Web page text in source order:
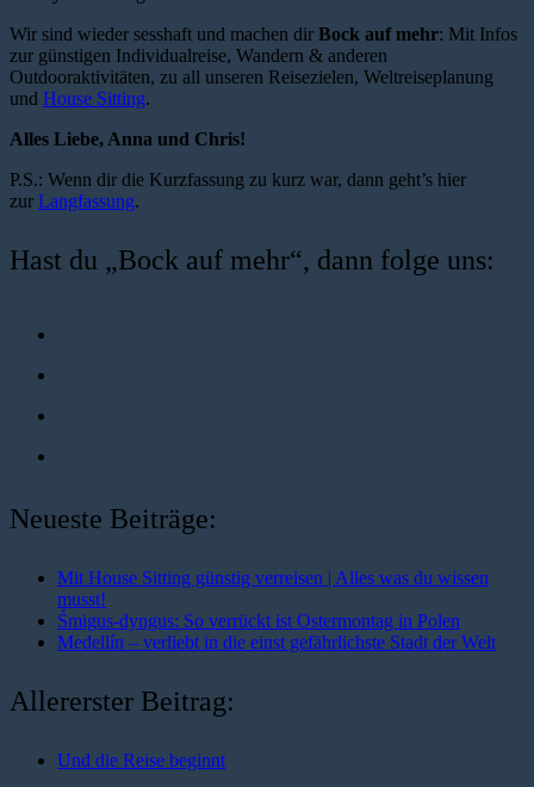
Wir sind wieder sesshaft und machen dir Bock auf mehr: Mit Infos
zur günstigen Individualreise, Wandern & anderen
Outdooraktivitäten, zu all unseren Reisezielen, Weltreiseplanung
und House Sitting.
Alles Liebe, Anna und Chris!
P.S.: Wenn dir die Kurzfassung zu kurz war, dann geht’s hier
zur Langfassung.
Hast du „Bock auf mehr“, dann folge uns:
Neueste Beiträge:
Mit House Sitting günstig verreisen | Alles was du wissen
musst!
Śmigus-dyngus: So verrückt ist Ostermontag in Polen
Medellín – verliebt in die einst gefährlichste Stadt der Welt
Allererster Beitrag:
Und die Reise beginnt